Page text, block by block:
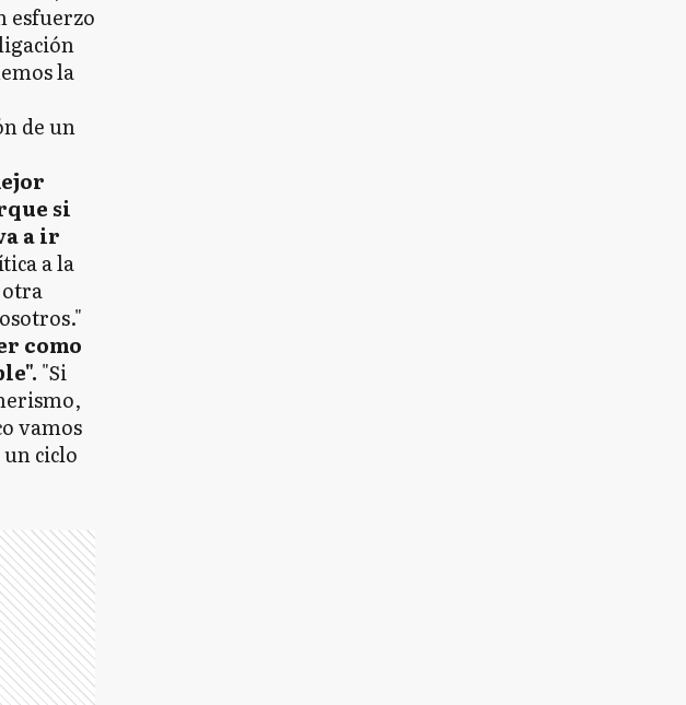
esfuerzo
la
de un
si
a ir
a la
como
"Si
vamos
ciclo